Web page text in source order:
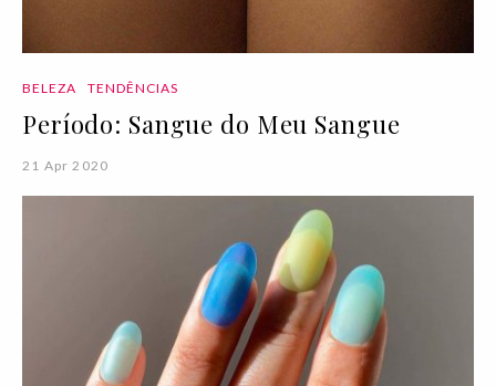
BELEZA TENDÊNCIAS
Período: Sangue do Meu Sangue
21 Apr 2020